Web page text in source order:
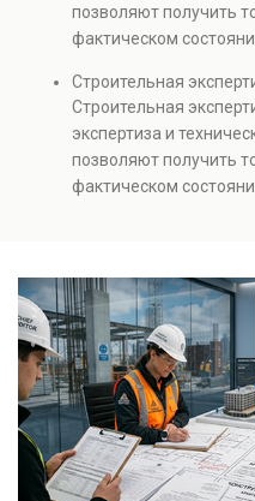
также при судебных
проверках.
позволяют получить
фактическом
инженерных систем с
и нарушений. Услуга
качества
оценки рисков и
Результатом
Строительная
Строительная
экспертиза и
позволяют получить
фактическом
качества
оценки рисков и
Результатом
заключение,